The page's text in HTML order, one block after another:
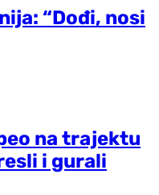
“Dođi, nosi
na trajektu
i gurali